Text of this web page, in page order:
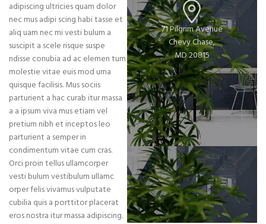
adipiscing ultricies quam dolor
nec mus adipi scing habi tasse et
aliq uam nec mi vesti bulum a
suscipit a scele risque suspe
ndisse conubia ad ac elemen tum
molestie vitae euis mod urna
quisque facilisis. Mus sociis
parturient a hac curab itur massa
a a ipsum viva mus etiam vel
pretium nibh et inceptos leo
parturient a semper in
condimentum vitae cum cras.
Orci proin tellus ullamcorper
vesti bulum vestibulum ullamc
orper felis vivamus vulputate
cubilia quis a porttitor placerat
eros nostra itur massa adipiscing.
71 Pilgrim Avenue
Chevy Chase,
MD 20815